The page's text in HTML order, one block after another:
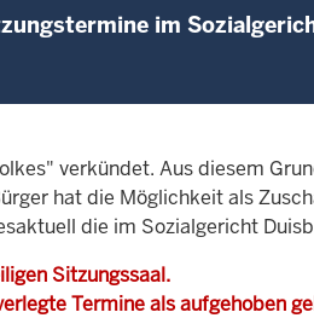
im
verkündet. Aus diesem
hat die Möglichkeit als
die im Sozialgericht
Sitzungssaal.
Termine als aufgehoben